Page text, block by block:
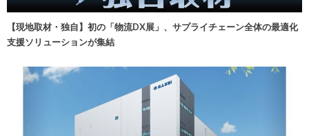
【現地取材・独自】初の「物流DX展」、サプライチェーン全体の最適化
支援ソリューションが集結